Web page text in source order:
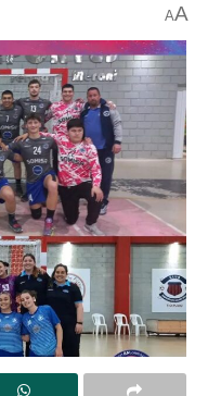
AA